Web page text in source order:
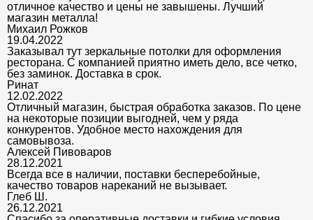
отличное качество и цены не завышены. Лучший
магазин металла!
Михаил Рожков
19.04.2022
Заказывал тут зеркальные потолки для оформления
ресторана. С компанией приятно иметь дело, все четко,
без заминок. Доставка в срок.
Ринат
12.02.2022
Отличный магазин, быстрая обработка заказов. По цене
на некоторые позиции выгодней, чем у ряда
конкурентов. Удобное место нахождения для
самовывоза.
Алексей Пивоваров
28.12.2021
Всегда все в наличии, поставки бесперебойные,
качество товаров нареканий не вызывает.
Глеб Ш.
26.12.2021